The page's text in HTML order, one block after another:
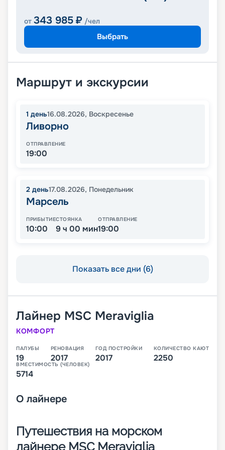
от 343 985 ₽ /чел
Выбрать
Маршрут и экскурсии
1 день16.08.2026, Воскресенье
Ливорно
ОТПРАВЛЕНИЕ
19:00
2 день17.08.2026, Понедельник
Марсель
ПРИБЫТИЕ
10:00
СТОЯНКА
9 ч 00 мин
ОТПРАВЛЕНИЕ
19:00
Показать все дни (6)
Лайнер MSC Meraviglia
КОМФОРТ
ПАЛУБЫ
19
РЕНОВАЦИЯ
2017
ГОД ПОСТРОЙКИ
2017
КОЛИЧЕСТВО КАЮТ
2250
ВМЕСТИМОСТЬ (ЧЕЛОВЕК)
5714
О лайнере
Путешествия на морском
лайнере MSC Meraviglia